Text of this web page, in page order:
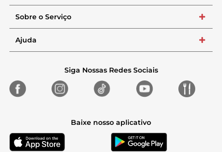
Sobre o Serviço +
Ajuda +
Siga Nossas Redes Sociais
Baixe nosso aplicativo